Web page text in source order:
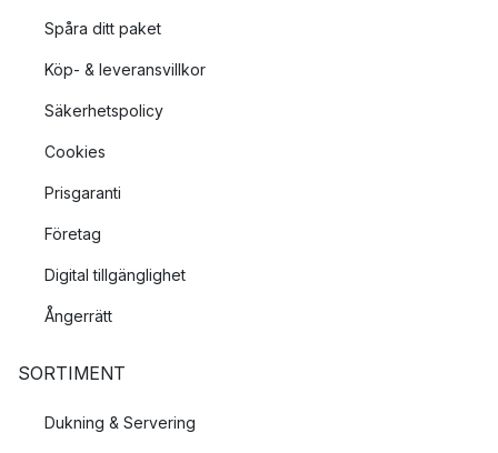
Spåra ditt paket
Köp- & leveransvillkor
Säkerhetspolicy
Cookies
Prisgaranti
Företag
Digital tillgänglighet
Ångerrätt
SORTIMENT
Dukning & Servering